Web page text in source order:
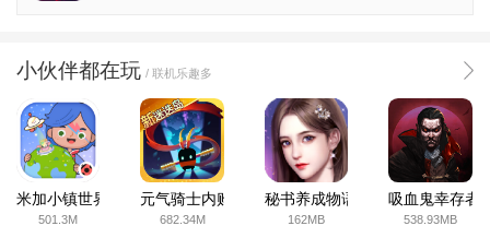
小伙伴都在玩 / 联机乐趣多
米加小镇世界2025官方版
501.3M
元气骑士内购破解版
682.34M
秘书养成物语
162MB
吸血鬼幸存者
538.93MB